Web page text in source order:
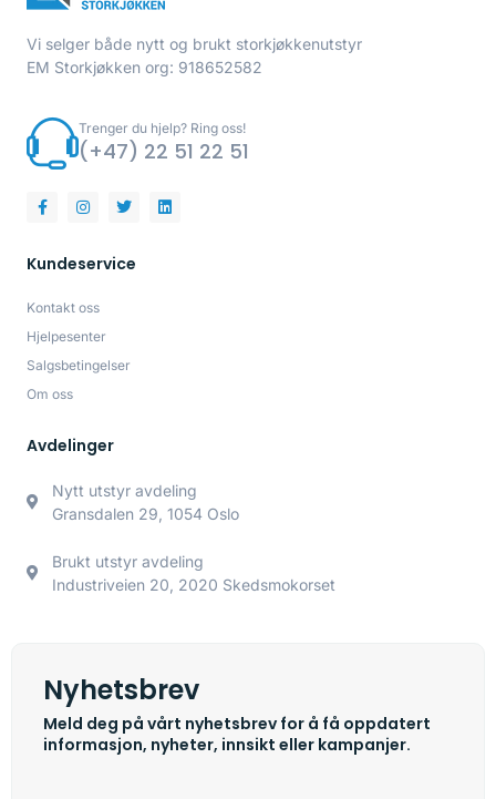
Vi selger både nytt og brukt storkjøkkenutstyr
EM Storkjøkken org: 918652582
Trenger du hjelp? Ring oss!
(+47) 22 51 22 51
Kundeservice
Kontakt oss
Hjelpesenter
Salgsbetingelser
Om oss
Avdelinger
Nytt utstyr avdeling
Gransdalen 29, 1054 Oslo
Brukt utstyr avdeling
Industriveien 20, 2020 Skedsmokorset
Nyhetsbrev
Meld deg på vårt nyhetsbrev for å få oppdatert
informasjon, nyheter, innsikt eller kampanjer.